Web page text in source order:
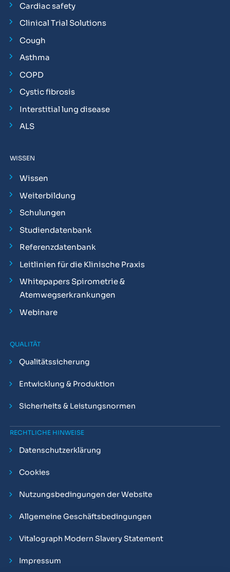
Cardiac safety
Clinical Trial Solutions
Cough
Asthma
COPD
Cystic fibrosis
Interstitial lung disease
ALS
WISSEN
Wissen
Weiterbildung
Schulungen
Studiendatenbank
Referenzdatenbank
Leitlinien für die Klinische Praxis
Whitepapers Spirometrie &
Atemwegserkrankungen
Webinare
QUALITÄT
Qualitätssicherung
Entwicklung & Produktion
Sicherheits & Leistungsnormen
RECHTLICHE HINWEISE
Datenschutzerklärung
Cookies
Nutzungsbedingungen der Website
Allgemeine Geschäftsbedingungen
Vitalograph Modern Slavery Statement
Impressum